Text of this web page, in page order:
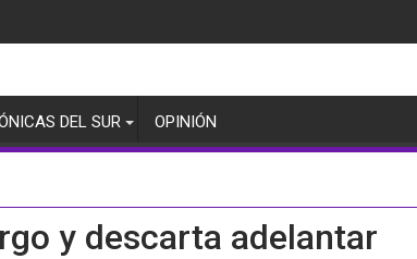
DEL SUR OPINIÓN
y descarta adelantar